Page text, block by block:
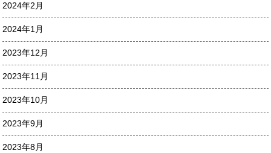
2024年2月
2024年1月
2023年12月
2023年11月
2023年10月
2023年9月
2023年8月